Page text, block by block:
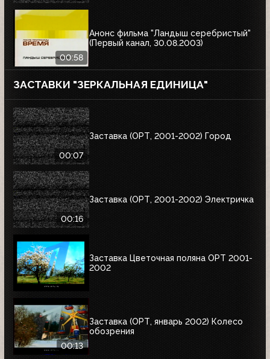
00:58
Анонс фильма "Ландыш серебристый"
(Первый канал, 30.08.2003)
ЗАСТАВКИ "ЗЕРКАЛЬНАЯ ЕДИНИЦА"
00:07
Заставка (ОРТ, 2001-2002) Город
00:16
Заставка (ОРТ, 2001-2002) Электричка
Заставка Цветочная поляна ОРТ 2001-
2002
00:13
Заставка (ОРТ, январь 2002) Колесо
обозрения